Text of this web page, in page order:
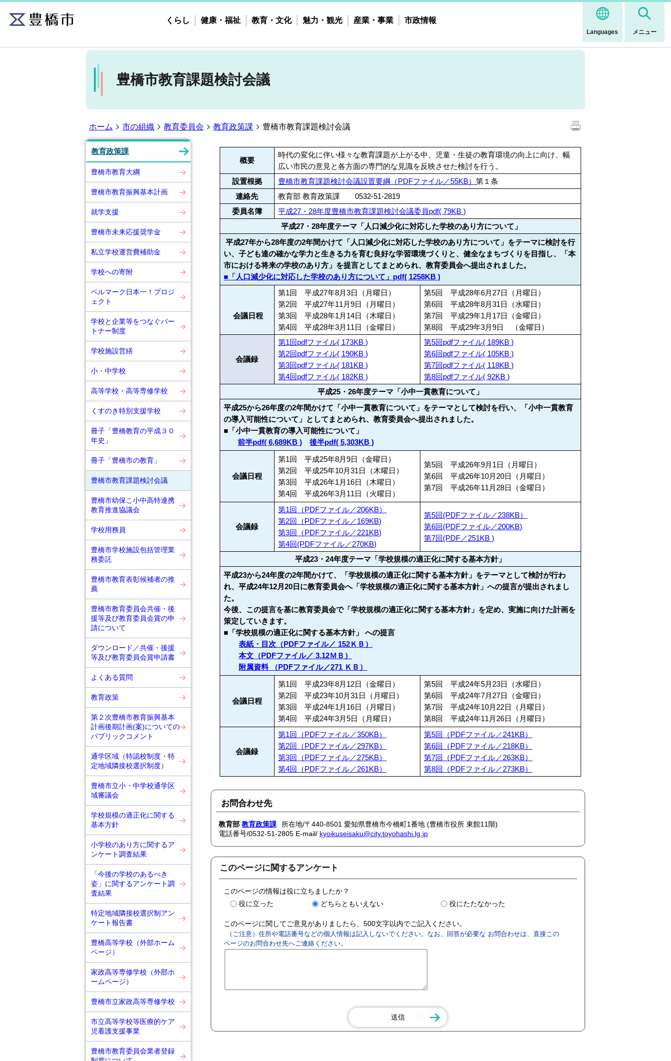
Languages メニュー
くらし 健康・福祉 教育・文化 魅力・観光 産業・事業 市政情報
豊橋市教育課題検討会議
ホーム 市の組織 教育委員会 教育政策課 豊橋市教育課題検討会議
教育政策課
豊橋市教育大綱
豊橋市教育振興基本計画
就学支援
豊橋市未来応援奨学金
私立学校運営費補助金
学校への寄附
ベルマーク日本一！プロジ
ェクト
学校と企業等をつなぐパー
トナー制度
学校施設営繕
小・中学校
高等学校・高等専修学校
くすのき特別支援学校
冊子「豊橋教育の平成３０
年史」
冊子「豊橋市の教育」
豊橋市教育課題検討会議
豊橋市幼保こ小中高特連携
教育推進協議会
学校用務員
豊橋市学校施設包括管理業
務委託
豊橋市教育表彰候補者の推
薦
豊橋市教育委員会共催・後
援等及び教育委員会賞の申
請について
ダウンロード／共催・後援
等及び教育委員会賞申請書
よくある質問
教育政策
第２次豊橋市教育振興基本
計画後期計画(案)についての
パブリックコメント
通学区域（特認校制度・特
定地域隣接校選択制度）
豊橋市立小・中学校通学区
域審議会
学校規模の適正化に関する
基本方針
小学校のあり方に関するア
ンケート調査結果
「今後の学校のあるべき
姿」に関するアンケート調
査結果
特定地域隣接校選択制アン
ケート報告書
豊橋高等学校（外部ホーム
ページ）
家政高等専修学校（外部ホ
ームページ）
豊橋市立家政高等専修学校
市立高等学校等医療的ケア
児看護支援事業
豊橋市教育委員会業者登録
概要
時代の変化に伴い様々な教育課題が上がる中、児童・生徒の教育環境の向上に向け、幅
広い市民の意見と各方面の専門的な見識を反映させた検討を行う。
設置根拠
豊橋市教育課題検討会議設置要綱（PDFファイル／55KB）第１条
連絡先
教育部 教育政策課 0532-51-2819
委員名簿
平成27・28年度豊橋市教育課題検討会議委員pdf( 79KB )
平成27・28年度テーマ「人口減少化に対応した学校のあり方について」
平成27年から28年度の2年間かけて「人口減少化に対応した学校のあり方について」をテーマに検討を行
い、子ども達の確かな学力と生きる力を育む良好な学習環境づくりと、健全なまちづくりを目指し、「本
市における将来の学校のあり方」を提言としてまとめられ、教育委員会へ提出されました。
■「人口減少化に対応した学校のあり方について」pdf( 1258KB )
会議日程
第1回 平成27年8月3日（月曜日）
第2回 平成27年11月9日（月曜日）
第3回 平成28年1月14日（木曜日）
第4回 平成28年3月11日（金曜日）
第5回 平成28年6月27日（月曜日）
第6回 平成28年8月31日（水曜日）
第7回 平成29年1月17日（金曜日）
第8回 平成29年3月9日 （金曜日）
会議録
第1回pdfファイル( 173KB )
第2回pdfファイル( 190KB )
第3回pdfファイル( 181KB )
第4回pdfファイル( 182KB )
第5回pdfファイル( 189KB )
第6回pdfファイル( 105KB )
第7回pdfファイル( 118KB )
第8回pdfファイル( 92KB )
平成25・26年度テーマ「小中一貫教育について」
平成25から26年度の2年間かけて「小中一貫教育について」をテーマとして検討を行い、「小中一貫教育
の導入可能性について」としてまとめられ、教育委員会へ提出されました。
■「小中一貫教育の導入可能性について」
前半pdf( 6,689KB )
後半pdf( 5,303KB )
会議日程
第1回 平成25年8月9日（金曜日）
第2回 平成25年10月31日（木曜日）
第3回 平成26年1月16日（木曜日）
第4回 平成26年3月11日（火曜日）
第5回 平成26年9月1日（月曜日）
第6回 平成26年10月20日（月曜日）
第7回 平成26年11月28日（金曜日）
会議録
第1回（PDFファイル／206KB）
第2回（PDFファイル／169KB)
第3回（PDFファイル／221KB)
第4回(PDFファイル／270KB)
第5回(PDFファイル／238KB）
第6回(PDFファイル／200KB)
第7回(PDF／251KB )
平成23・24年度テーマ「学校規模の適正化に関する基本方針」
平成23から24年度の2年間かけて、「学校規模の適正化に関する基本方針」をテーマとして検討が行わ
れ、平成24年12月20日に教育委員会へ「学校規模の適正化に関する基本方針」への提言が提出されまし
た。
今後、この提言を基に教育委員会で「学校規模の適正化に関する基本方針」を定め、実施に向けた計画を
策定していきます。
■「学校規模の適正化に関する基本方針」 への提言
表紙・目次（PDFファイル／ 152ＫＢ）
本文（PDFファイル／ 3.12ＭＢ）
附属資料 （PDFファイル／271 ＫＢ）
会議日程
第1回 平成23年8月12日（金曜日）
第2回 平成23年10月31日（月曜日）
第3回 平成24年1月16日（月曜日）
第4回 平成24年3月5日（月曜日）
第5回 平成24年5月23日（水曜日）
第6回 平成24年7月27日（金曜日）
第7回 平成24年10月22日（月曜日）
第8回 平成24年11月26日（月曜日）
会議録
第1回（PDFファイル／350KB）
第2回（PDFファイル／297KB）
第3回（PDFファイル／275KB）
第4回（PDFファイル／261KB）
第5回（PDFファイル／241KB）
第6回（PDFファイル／218KB）
第7回（PDFファイル／263KB）
第8回（PDFファイル／273KB）
お問合わせ先
教育部 教育政策課
所在地/〒440-8501 愛知県豊橋市今橋町1番地 (豊橋市役所 東館11階)
電話番号/0532-51-2805 E-mail/ kyoikuseisaku@city.toyohashi.lg.jp
このページに関するアンケート
このページの情報は役に立ちましたか？
役に立った
どちらともいえない 役にたたなかった
このページに関してご意見がありましたら、500文字以内でご記入ください。
（ご注意）住所や電話番号などの個人情報は記入しないでください。なお、回答が必要な お問合わせは、直接この
ページのお問合わせ先へご連絡ください。